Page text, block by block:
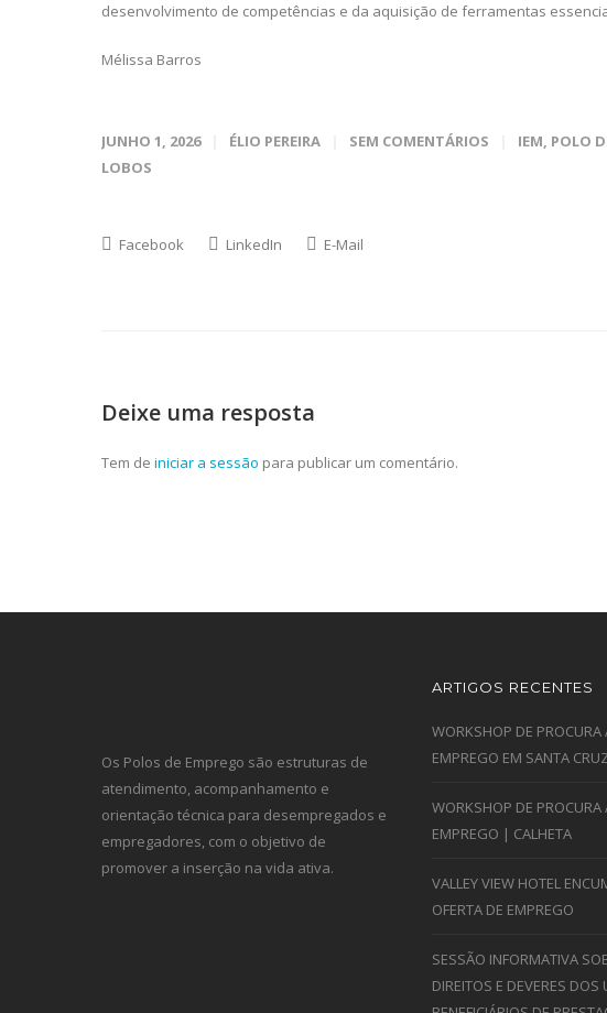
desenvolvimento de competências e da aquisição de ferramentas
Mélissa Barros
JUNHO 1, 2026 ÉLIO PEREIRA SEM COMENTÁRIOS IEM, POLO
LOBOS
Facebook LinkedIn E-Mail
Deixe uma resposta
Tem de iniciar a sessão para publicar um comentário.
Os Polos de Emprego são estruturas de
atendimento, acompanhamento e
orientação técnica para desempregados e
empregadores, com o objetivo de
promover a inserção na vida ativa.
ARTIGOS RECENTES
WORKSHOP DE PROCURA
EMPREGO EM SANTA
WORKSHOP DE PROCURA
EMPREGO | CALHETA
VALLEY VIEW HOTEL
OFERTA DE EMPREGO
SESSÃO INFORMATIVA
DIREITOS E DEVERES DOS